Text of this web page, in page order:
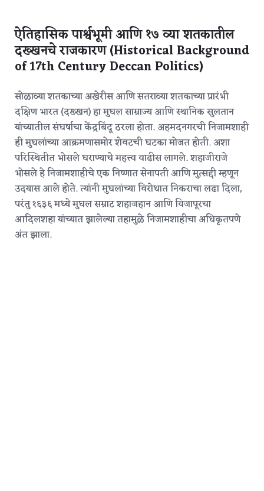
ऐतिहासिक पार्श्वभूमी आणि १७ व्या शतकातील
दख्खनचे राजकारण (Historical Background
of 17th Century Deccan Politics)
सोळाव्या शतकाच्या अखेरीस आणि सतराव्या शतकाच्या प्रारंभी
दक्षिण भारत (दख्खन) हा मुघल साम्राज्य आणि स्थानिक सुलतान
यांच्यातील संघर्षाचा केंद्रबिंदू ठरला होता. अहमदनगरची निजामशाही
ही मुघलांच्या आक्रमणासमोर शेवटची घटका मोजत होती. अशा
परिस्थितीत भोसले घराण्याचे महत्त्व वाढीस लागले. शहाजीराजे
भोसले हे निजामशाहीचे एक निष्णात सेनापती आणि मुत्सद्दी म्हणून
उदयास आले होते.त्यांनी मुघलांच्या विरोधात निकराचा लढा दिला,
परंतु १६३६ मध्ये मुघल सम्राट शहाजहान आणि विजापूरचा
आदिलशहा यांच्यात झालेल्या तहामुळे निजामशाहीचा अधिकृतपणे
अंत झाला.